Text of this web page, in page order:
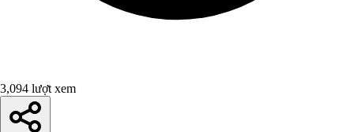
3,094 lượt xem